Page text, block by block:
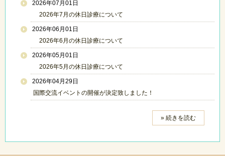
2026年07月01日
2026年7月の休日診療について
2026年06月01日
2026年6月の休日診療について
2026年05月01日
2026年5月の休日診療について
2026年04月29日
国際交流イベントの開催が決定致しました！
» 続きを読む